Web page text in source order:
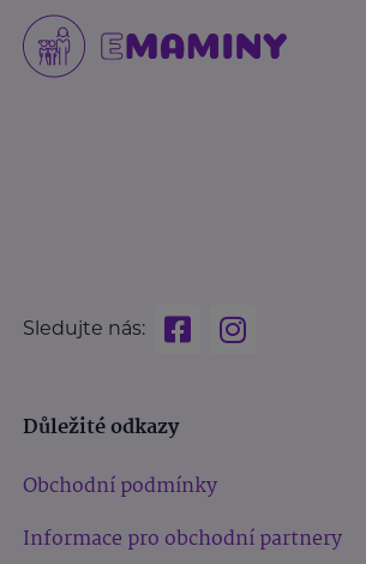
Sledujte nás:
Důležité odkazy
Obchodní podmínky
Informace pro obchodní partnery